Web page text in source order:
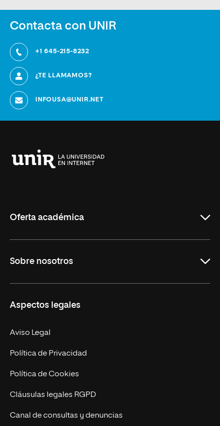
Contacta con UNIR
+1 645-215-8232
¿TE LLAMAMOS?
INFOUSA@UNIR.NET
Oferta académica
Derecho
Empresa
MBA
Marketing y Comunicación
Ingeniería
Diseño
Ciencias de la Salud
Sobre nosotros
Nuestro Equipo
Contacto
Aspectos legales
Aviso Legal
Política de Privacidad
Política de Cookies
Cláusulas legales RGPD
Canal de consultas y denuncias